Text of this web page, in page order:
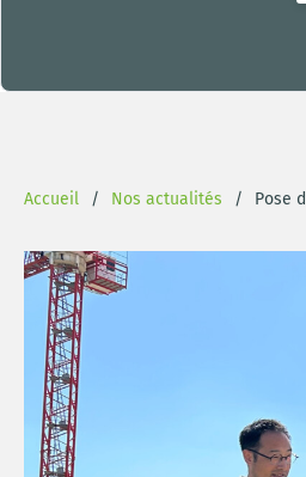
Accueil Nos actualités Pose